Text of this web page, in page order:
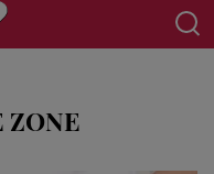
ZONE